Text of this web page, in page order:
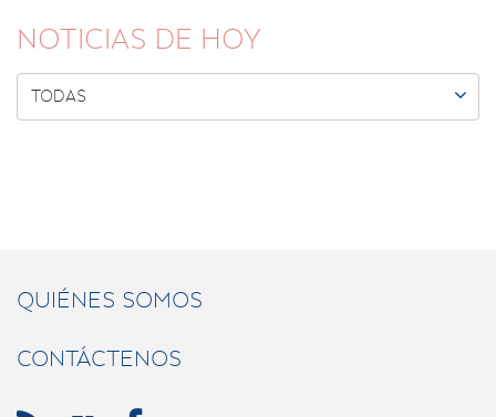
NOTICIAS DE HOY
TODAS 
QUIÉNES SOMOS
CONTÁCTENOS